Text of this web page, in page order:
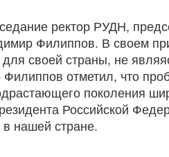
ректор РУДН,
Филиппов. В своем
своей страны, не
отметил, что
поколения
Российской
в нашей стране.